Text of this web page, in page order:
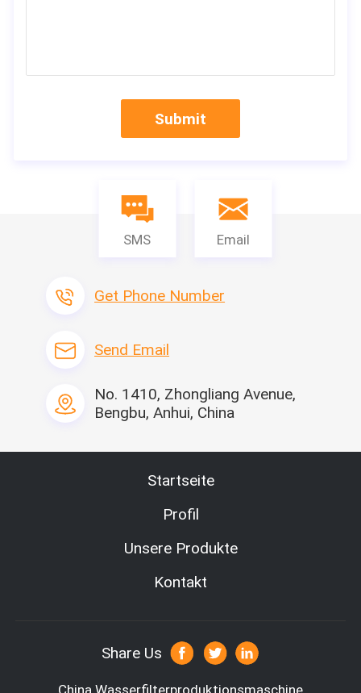
Submit
SMS Email
Get Phone Number
Send Email
No. 1410, Zhongliang Avenue,
Bengbu, Anhui, China
Startseite
Profil
Unsere Produkte
Kontakt
Share Us
China Wasserfilterproduktionsmaschine